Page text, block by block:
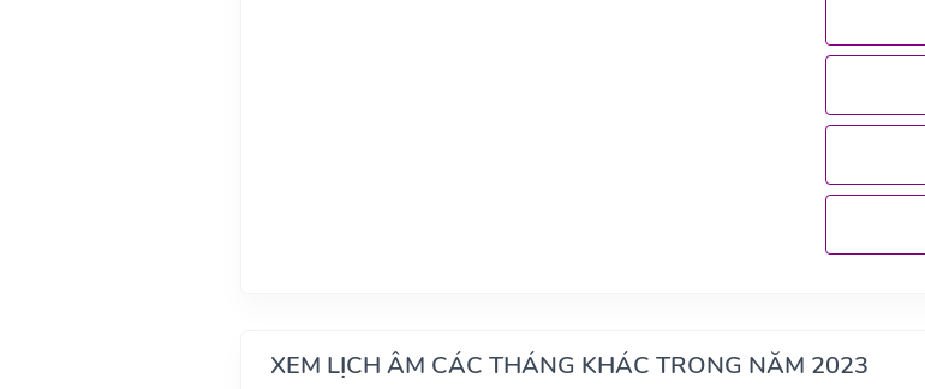
XEM LỊCH ÂM CÁC THÁNG KHÁC TRONG NĂM 2023